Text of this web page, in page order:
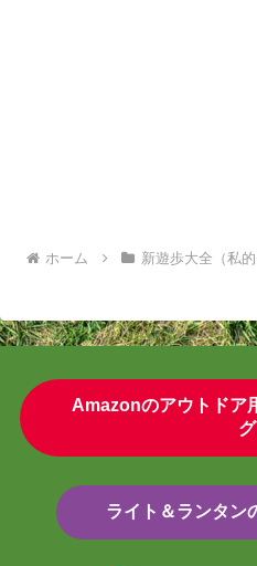
ホーム 新遊歩大全（私的
Amazonのアウトドア
グ
ライト＆ランタン